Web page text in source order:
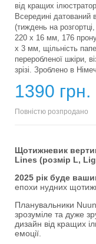
від кращих
Всередині датований
(тиждень на
220 x 16 мм, 176
х 3 мм, щільність
переробленої шкіри,
зрізі. Зроблено в
1390 грн.
Повністю розпродано
Щотижневик
Lines (розмір L,
2025 рік буде
епохи нудних
Планувальники
зрозуміле та дуже
дизайн від кращих
емоції.